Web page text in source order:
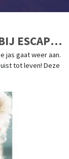
ESCAPE
jas gaat weer aan.
tot leven! Deze